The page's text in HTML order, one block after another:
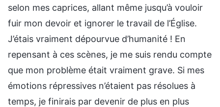
selon mes caprices, allant même jusqu’à vouloir
fuir mon devoir et ignorer le travail de l’Église.
J’étais vraiment dépourvue d’humanité ! En
repensant à ces scènes, je me suis rendu compte
que mon problème était vraiment grave. Si mes
émotions répressives n’étaient pas résolues à
temps, je finirais par devenir de plus en plus